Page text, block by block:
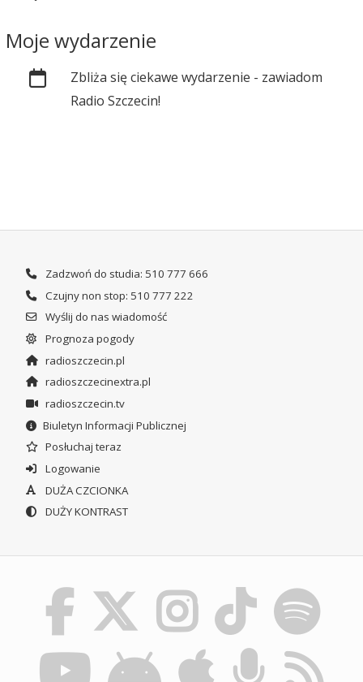
Moje wydarzenie
Zbliża się ciekawe wydarzenie - zawiadom
Radio Szczecin!
Zadzwoń do studia: 510 777 666
Czujny non stop: 510 777 222
Wyślij do nas wiadomość
Prognoza pogody
radioszczecin.pl
radioszczecinextra.pl
radioszczecin.tv
Biuletyn Informacji Publicznej
Posłuchaj teraz
Logowanie
DUŻA CZCIONKA
DUŻY KONTRAST